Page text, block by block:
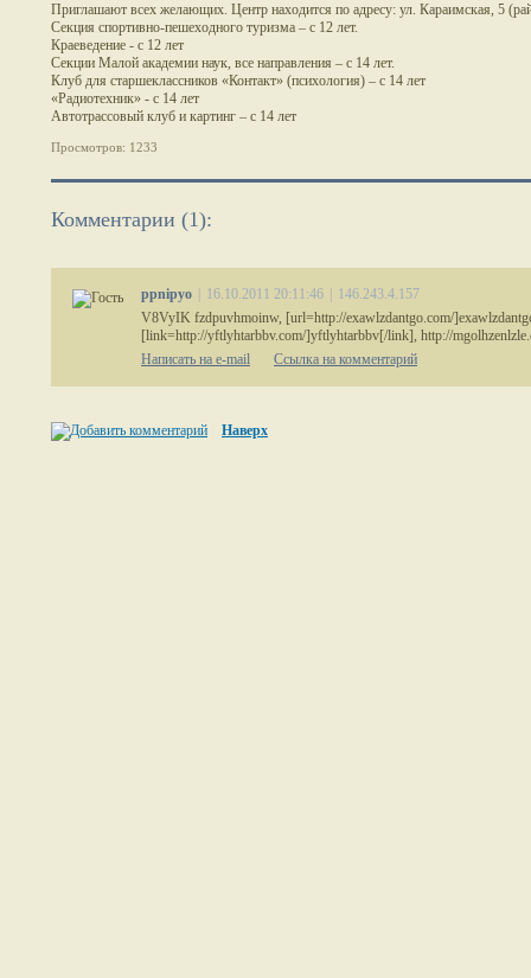
Приглашают всех желающих. Центр находится по адресу: ул. Караимская, 5
Секция спортивно-пешеходного туризма – с 12 лет.
Краеведение - с 12 лет
Секции Малой академии наук, все направления – с 14 лет.
Клуб для старшеклассников «Контакт» (психология) – с 14 лет
«Радиотехник» - с 14 лет
Автотрассовый клуб и картинг – с 14 лет
Просмотров: 1233
Комментарии (1):
ppnipyo 16.10.2011 20:11:46
146.243.4.157
V8VyIK fzdpuvhmoinw, [url=http://exawlzdantgo.com/
[link=http://yftlyhtarbbv.com/]yftlyhtarbbv[/link], http://
Написать на e-mail
Ссылка на комментарий
Наверх